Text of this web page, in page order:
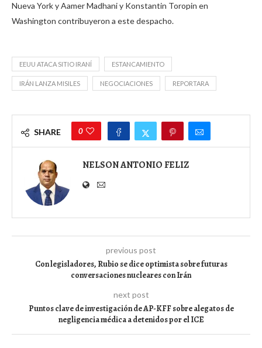
Nueva York y Aamer Madhani y Konstantin Toropin en
Washington contribuyeron a este despacho.
EEUU ATACA SITIO IRANÍ ESTANCAMIENTO
IRÁN LANZA MISILES NEGOCIACIONES REPORTARA
SHARE 0
NELSON ANTONIO FELIZ
previous post
Con legisladores, Rubio se dice optimista sobre futuras
conversaciones nucleares con Irán
next post
Puntos clave de investigación de AP-KFF sobre alegatos de
negligencia médica a detenidos por el ICE